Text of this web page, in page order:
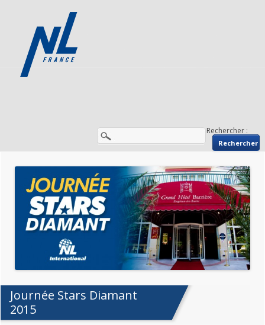
Rechercher :
Journée Stars Diamant
2015